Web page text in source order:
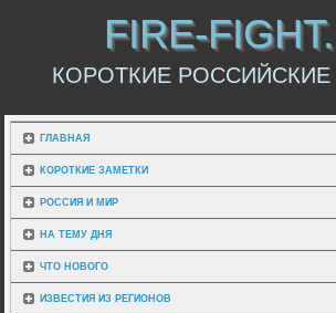
FIRE-
КОРОТКИЕ
ГЛАВНАЯ
КОРОТКИЕ ЗАМЕТКИ
РОССИЯ И МИР
НА ТЕМУ ДНЯ
ЧТО НОВОГО
ИЗВЕСТИЯ ИЗ РЕГИОНОВ